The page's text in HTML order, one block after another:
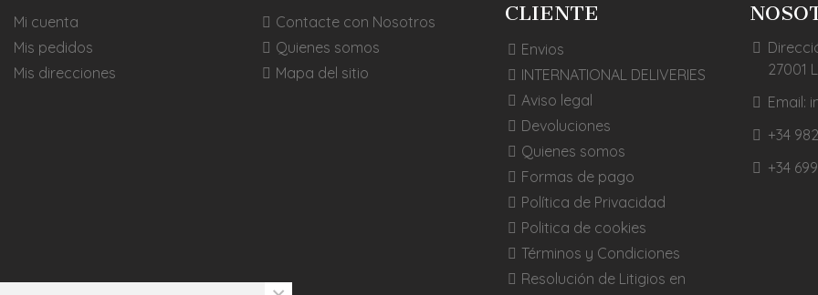
Mi cuenta
Mis pedidos
Mis direcciones
Contacte con Nosotros
Quienes somos
Mapa del sitio
CLIENTE
Envios
INTERNATIONAL DELIVERIES
Aviso legal
Devoluciones
Quienes somos
Formas de pago
Política de Privacidad
Politica de cookies
Términos y Condiciones
Resolución de Litigios en
27001
Email:
+34
+34